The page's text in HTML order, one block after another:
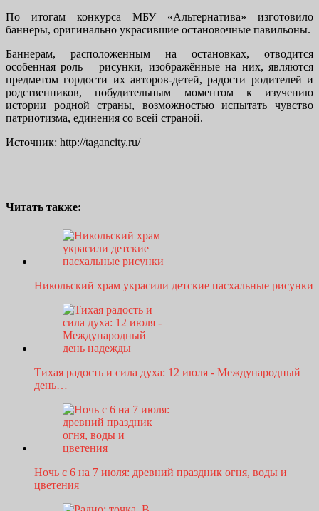
По итогам конкурса МБУ «Альтернатива» изготовило
баннеры, оригинально украсившие остановочные павильоны.
Баннерам, расположенным на остановках, отводится
особенная роль – рисунки, изображённые на них, являются
предметом гордости их авторов-детей, радости родителей и
родственников, побудительным моментом к изучению
истории родной страны, возможностью испытать чувство
патриотизма, единения со всей страной.
Источник: http://tagancity.ru/
Читать также:
Никольский храм украсили детские пасхальные рисунки
Тихая радость и сила духа: 12 июля - Международный
день…
Ночь с 6 на 7 июля: древний праздник огня, воды и
цветения